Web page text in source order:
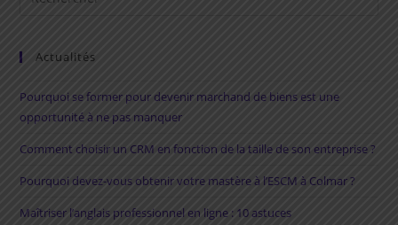
siteActualités
Pourquoi se former pour devenir marchand de biens est une
opportunité à ne pas manquer
Comment choisir un CRM en fonction de la taille de son entreprise ?
Pourquoi devez-vous obtenir votre mastère à l’ESCM à Colmar ?
Maîtriser l’anglais professionnel en ligne : 10 astuces